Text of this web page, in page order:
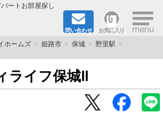
ートお部屋探し
問い合わせ お気に入り ×
ホームズ 姫路市 保城
野里駅
ライフ保城Ⅱ